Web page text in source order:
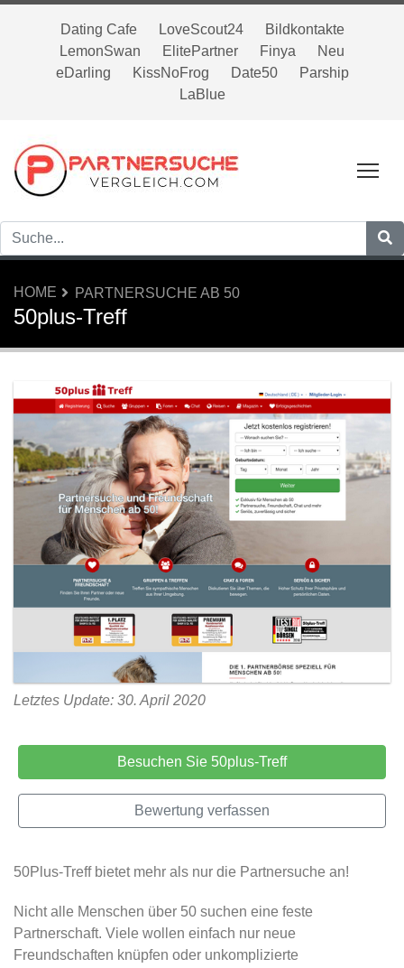
Dating Cafe LoveScout24
Bildkontakte
LemonSwan
ElitePartner Finya
Neu
eDarling
KissNoFrog Date50
Parship
LaBlue
HOME PARTNERSUCHE AB 50
50plus-Treff
Letztes Update: 30. April 2020
Besuchen Sie 50plus-Treff
Bewertung verfassen
50Plus-Treff bietet mehr als nur die Partnersuche an!
Nicht alle Menschen über 50 suchen eine feste
Partnerschaft. Viele wollen einfach nur neue
Freundschaften knüpfen oder unkomplizierte